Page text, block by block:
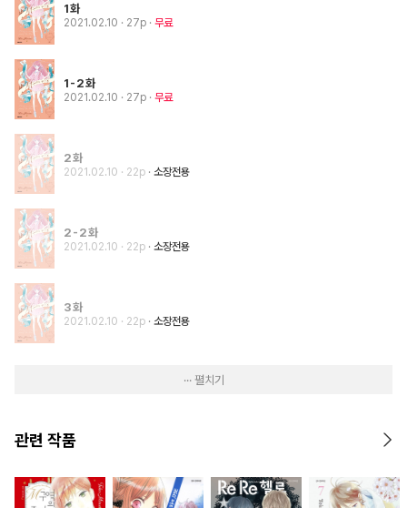
1화
2021.02.10 · 27p 무료
1-2화
2021.02.10 · 27p 무료
2화
2021.02.10 · 22p 소장전용
2-2화
2021.02.10 · 22p 소장전용
3화
2021.02.10 · 22p 소장전용
··· 펼치기
관련 작품